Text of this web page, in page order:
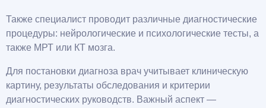
Также специалист проводит различные диагностические
процедуры: нейрологические и психологические тесты, а
также МРТ или КТ мозга.
Для постановки диагноза врач учитывает клиническую
картину, результаты обследования и критерии
диагностических руководств. Важный аспект —